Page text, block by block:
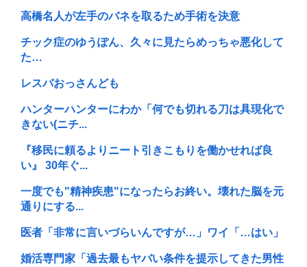
高橋名人が左手のバネを取るため手術を決意
チック症のゆうぽん、久々に見たらめっちゃ悪化して
た…
レスバおっさんども
ハンターハンターにわか「何でも切れる刀は具現化で
きない(ニチ...
『移民に頼るよりニート引きこもりを働かせれば良
い』 30年ぐ...
一度でも"精神疾患"になったらお終い。壊れた脳を元
通りにする...
医者「非常に言いづらいんですが…」ワイ「…はい」
婚活専門家「過去最もヤバい条件を提示してきた男性